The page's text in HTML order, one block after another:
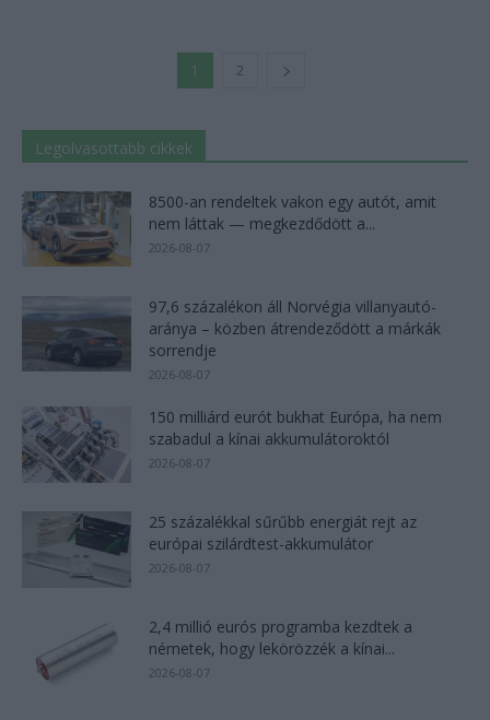
1 2
Legolvasottabb cikkek
8500-an rendeltek vakon egy autót, amit
nem láttak — megkezdődött a...
2026-08-07
97,6 százalékon áll Norvégia villanyautó-
aránya – közben átrendeződött a márkák
sorrendje
2026-08-07
150 milliárd eurót bukhat Európa, ha nem
szabadul a kínai akkumulátoroktól
2026-08-07
25 százalékkal sűrűbb energiát rejt az
európai szilárdtest-akkumulátor
2026-08-07
2,4 millió eurós programba kezdtek a
németek, hogy lekörözzék a kínai...
2026-08-07